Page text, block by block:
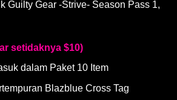
Guilty Gear -Strive- Season Pass 1,
setidaknya $10)
dalam Paket 10 Item
Blazblue Cross Tag